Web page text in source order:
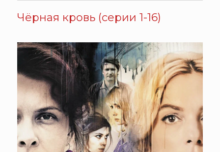
Чёрная кровь (серии 1-16)